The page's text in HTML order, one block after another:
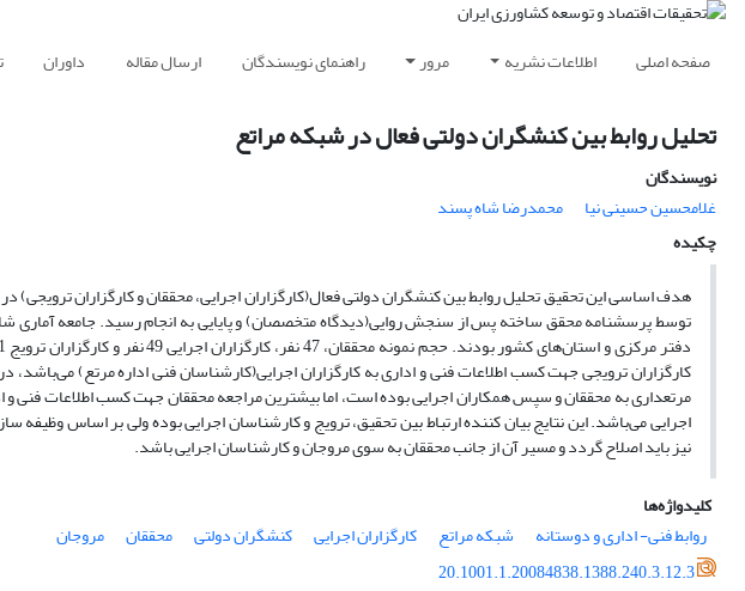
صفحه اصلی اطلاعات نشریه مرور راهنمای نویسندگان ارسال مقاله داوران
تحلیل روابط بین کنشگران دولتی فعال در شبکه مراتع
نویسندگان
غلامحسین حسینی نیا
محمدرضا شاه پسند
چکیده
هدف اساسی این تحقیق تحلیل روابط بین کنشگران دولتی فعال(کارگزاران‌ اجرایی‌، محققان‌ و کارگزاران‌
کارگزاران ترویجی جهت کسب اطلاعات فنی و اداری به کارگزاران اجرایی(کارشناسان فنی اداره مرتع)
مرتعداری به محققان و سپس همکاران اجرایی بوده است، اما بیشترین مراجعه محققان جهت کسب اطلاعات فنی و
اجرایی می‌باشد. این نتایج بیان کننده ارتباط بین تحقیق، ترویج و کارشناسان اجرایی بوده ولی بر اساس
نیز باید اصلاح گردد و مسیر آن از جانب محققان به سوی مروجان و کارشناسان اجرایی باشد.
کلیدواژه‌ها
روابط فنی- اداری و دوستانه
شبکه مراتع کارگزاران اجرایی کنشگران دولتی محققان
مروجان
20.1001.1.20084838.1388.240.3.12.3